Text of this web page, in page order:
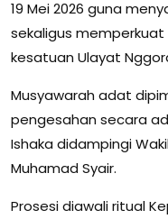
19 Mei 2026 guna
sekaligus
kesatuan Ulayat
Musyawarah adat
pengesahan secara
Ishaka didampingi
Muhamad Syair.
Prosesi diawali ritual